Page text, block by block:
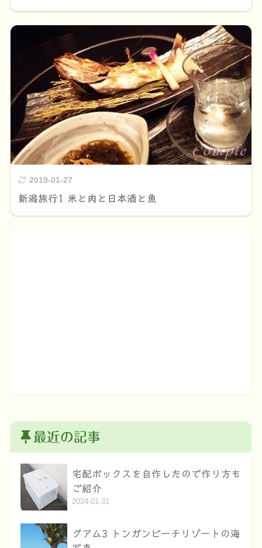
2019-01-27
新潟旅行1 米と肉と日本酒と魚
最近の記事
宅配ボックスを自作したので作り方も
ご紹介
2024-01-31
グアム3 トンガンビーチリゾートの海